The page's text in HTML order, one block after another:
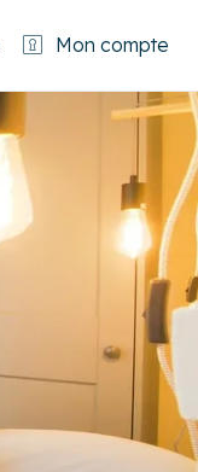
Mon compte